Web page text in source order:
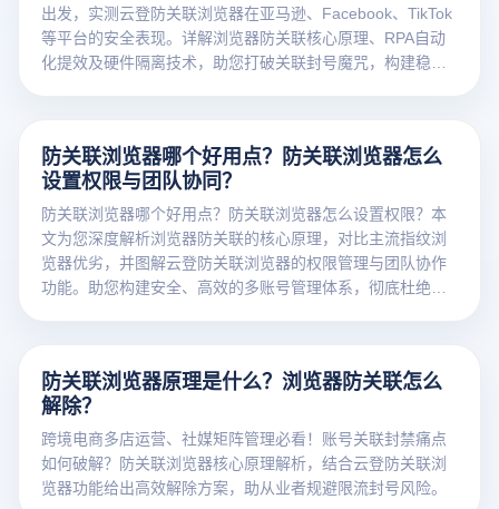
出发，实测云登防关联浏览器在亚马逊、Facebook、TikTok
等平台的安全表现。详解浏览器防关联核心原理、RPA自动
化提效及硬件隔离技术，助您打破关联封号魔咒，构建稳健
防关联浏览器哪个好用点？防关联浏览器怎么
设置权限与团队协同？
防关联浏览器哪个好用点？防关联浏览器怎么设置权限？本
文为您深度解析浏览器防关联的核心原理，对比主流指纹浏
览器优劣，并图解云登防关联浏览器的权限管理与团队协作
功能。助您构建安全、高效的多账号管理体系，彻底杜绝封
防关联浏览器原理是什么？浏览器防关联怎么
解除？
跨境电商多店运营、社媒矩阵管理必看！账号关联封禁痛点
如何破解？防关联浏览器核心原理解析，结合云登防关联浏
览器功能给出高效解除方案，助从业者规避限流封号风险。